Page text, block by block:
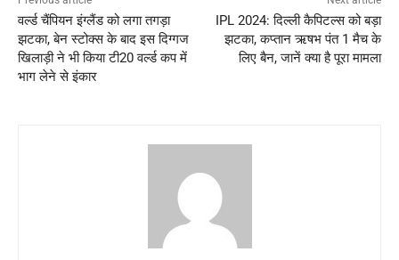
वर्ल्ड चैंपियन इंग्लैंड को लगा तगड़ा
झटका, बेन स्टोक्स के बाद इस दिग्गज
खिलाड़ी ने भी किया टी20 वर्ल्ड कप में
भाग लेने से इंकार
IPL 2024: दिल्ली कैपिटल्स को बड़ा
झटका, कप्तान ऋषभ पंत 1 मैच के
लिए बैन, जानें क्या है पूरा मामला